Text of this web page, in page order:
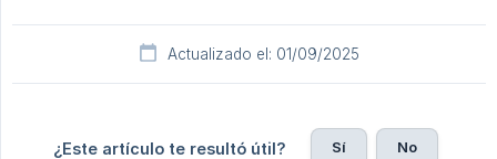
Actualizado el: 01/09/2025
¿Este artículo te resultó útil? Sí No